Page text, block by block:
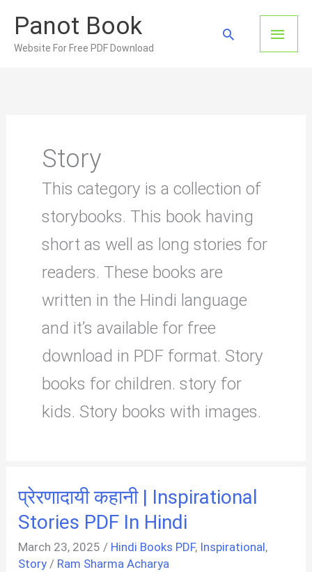
content
Panot Book
Website For Free PDF Download
Main
Search
Story
This category is a collection of
storybooks. This book having
short as well as long stories for
readers. These books are
written in the Hindi language
and it’s available for free
download in PDF format. Story
books for children. story for
kids. Story books with images.
प्रेरणादायी कहानी | Inspirational
Stories PDF In Hindi
March 23, 2025/ Hindi Books PDF, Inspirational,
Story / Ram Sharma Acharya